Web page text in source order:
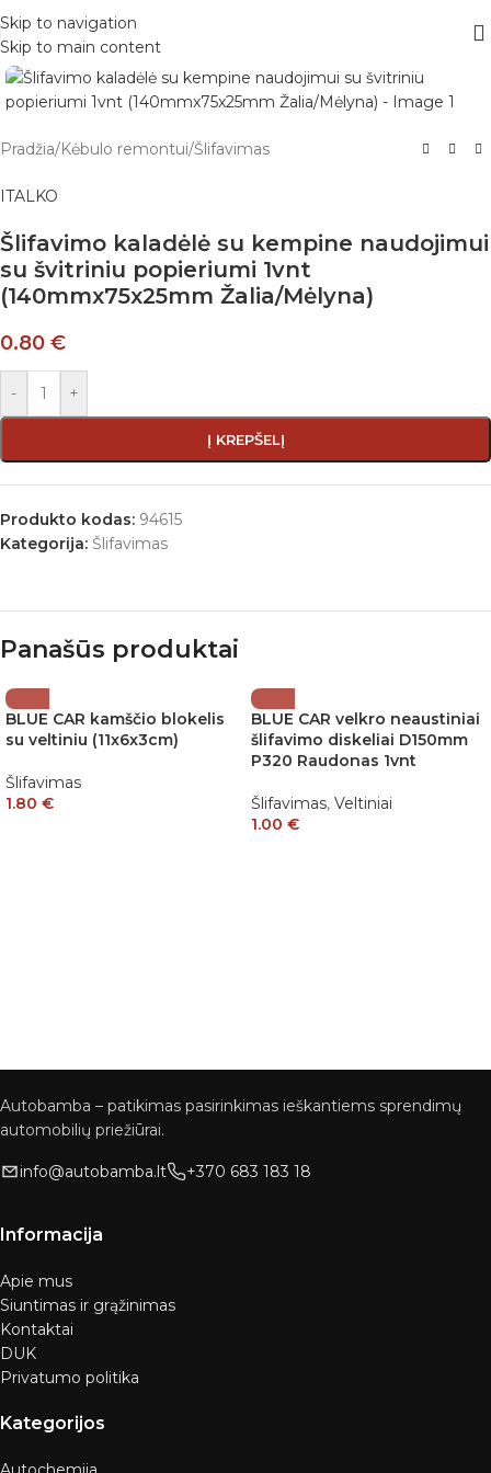
Skip to navigation
Skip to main content
Pradžia/Kėbulo remontui/Šlifavimas
ITALKO
Šlifavimo kaladėlė su kempine naudojimui
su švitriniu popieriumi 1vnt
(140mmx75x25mm Žalia/Mėlyna)
0.80 €
- +
Į KREPŠELĮ
Produkto kodas: 94615
Kategorija: Šlifavimas
Panašūs produktai
BLUE CAR kamščio blokelis
su veltiniu (11x6x3cm)
Šlifavimas
1.80 €
BLUE CAR velkro neaustiniai
šlifavimo diskeliai D150mm
P320 Raudonas 1vnt
Šlifavimas, Veltiniai
1.00 €
Autobamba – patikimas pasirinkimas ieškantiems sprendimų
automobilių priežiūrai.
info@autobamba.lt +370 683 183 18
Informacija
Apie mus
Siuntimas ir grąžinimas
Kontaktai
DUK
Privatumo politika
Kategorijos